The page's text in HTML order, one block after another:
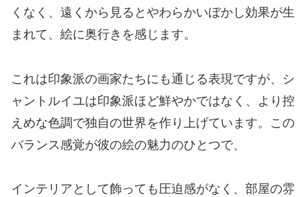
くなく、遠くから見るとやわらかいぼかし効果が生
まれて、絵に奥行きを感じます。
これは印象派の画家たちにも通じる表現ですが、シ
ャントルイユは印象派ほど鮮やかではなく、より控
えめな色調で独自の世界を作り上げています。この
バランス感覚が彼の絵の魅力のひとつで、
インテリアとして飾っても圧迫感がなく、部屋の雰